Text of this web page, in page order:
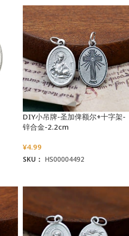
DIY小吊牌-圣加俾额尔+十字架-
锌合金-2.2cm
¥4.99
SKU： HS00004492